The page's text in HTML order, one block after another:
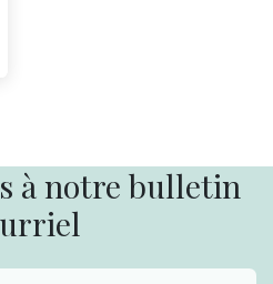
à notre bulletin